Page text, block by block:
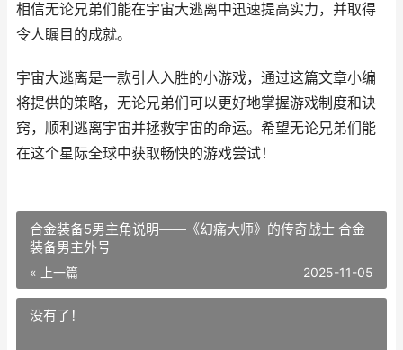
相信无论兄弟们能在宇宙大逃离中迅速提高实力，并取得
令人瞩目的成就。
宇宙大逃离是一款引人入胜的小游戏，通过这篇文章小编
将提供的策略，无论兄弟们可以更好地掌握游戏制度和诀
窍，顺利逃离宇宙并拯救宇宙的命运。希望无论兄弟们能
在这个星际全球中获取畅快的游戏尝试！
合金装备5男主角说明——《幻痛大师》的传奇战士 合金
装备男主外号
« 上一篇 2025-11-05
没有了！